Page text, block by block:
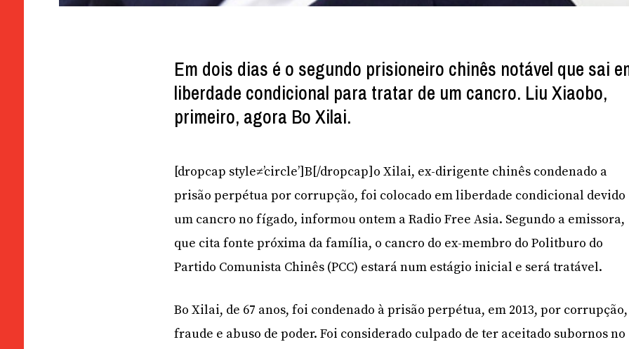
Em dois dias é o segundo prisioneiro chinês notável que sai
liberdade condicional para tratar de um cancro. Liu Xiaobo,
primeiro, agora Bo Xilai.
[dropcap style≠’circle’]B[/dropcap]o Xilai, ex-dirigente chinês condenado a
prisão perpétua por corrupção, foi colocado em liberdade condicional devido
um cancro no fígado, informou ontem a Radio Free Asia. Segundo a emissora,
que cita fonte próxima da família, o cancro do ex-membro do Politburo do
Partido Comunista Chinês (PCC) estará num estágio inicial e será tratável.
Bo Xilai, de 67 anos, foi condenado à prisão perpétua, em 2013, por corrupção,
fraude e abuso de poder. Foi considerado culpado de ter aceitado subornos no